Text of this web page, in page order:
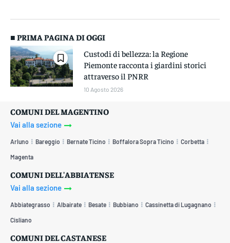
■ PRIMA PAGINA DI OGGI
Custodi di bellezza: la Regione
Piemonte racconta i giardini storici
attraverso il PNRR
10 Agosto 2026
COMUNI DEL MAGENTINO
Vai alla sezione
Arluno Bareggio Bernate Ticino Boffalora Sopra Ticino Corbetta
Magenta
COMUNI DELL'ABBIATENSE
Vai alla sezione
Abbiategrasso Albairate Besate Bubbiano Cassinetta di Lugagnano
Cisliano
COMUNI DEL CASTANESE